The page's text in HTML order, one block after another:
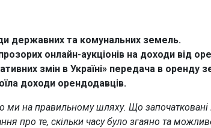
державних та комунальних земель.
онлайн-аукціонів на доходи від
змін в Україні» передача в оренду
доходи орендодавців.
ми на правильному шляху. Що
про те, скільки часу було згаяно та